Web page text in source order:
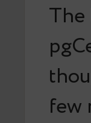
The
few